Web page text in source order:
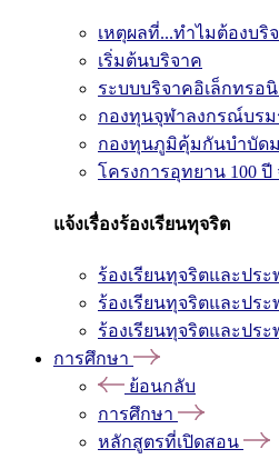
เหตุผลที่...ทำไมต้องบริ
เริ่มต้นบริจาค
ระบบบริจาคอิเล็กทรอ
กองทุนจุฬาลงกรณ์บร
กองทุนภูมิคุ้มกันบำบัดม
โครงการอุทยาน 100
แจ้งเรื่องร้องเรียนทุจริต
ร้องเรียนทุจริตและปร
ร้องเรียนทุจริตและปร
ร้องเรียนทุจริตและปร
การศึกษา
ย้อนกลับ
การศึกษา
หลักสูตรที่เปิดสอน